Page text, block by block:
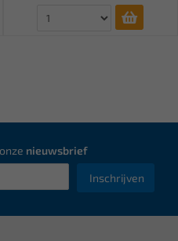
nieuwsbrief
Inschrijven